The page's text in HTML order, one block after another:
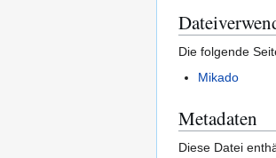
Die folgende
Mikado
Metadaten
Diese Datei